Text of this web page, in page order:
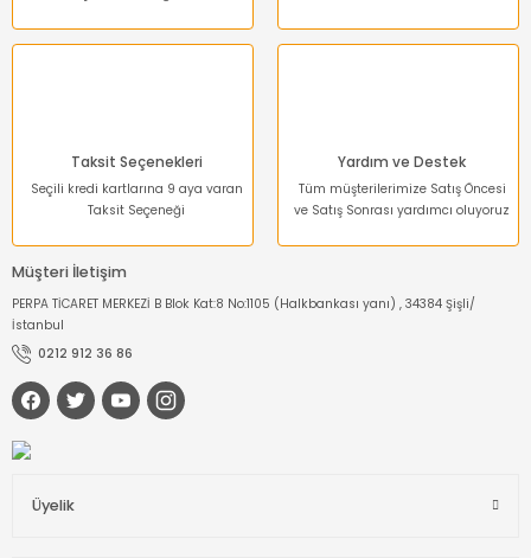
Taksit Seçenekleri
Seçili kredi kartlarına 9 aya varan
Taksit Seçeneği
Yardım ve Destek
Tüm müşterilerimize Satış Öncesi
ve Satış Sonrası yardımcı oluyoruz
Müşteri İletişim
PERPA TİCARET MERKEZİ B Blok Kat:8 No:1105 (Halkbankası yanı) , 34384 Şişli/
İstanbul
0212 912 36 86
Üyelik